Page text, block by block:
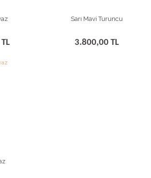
Sarı Mavi Turuncu
3.800,00 TL